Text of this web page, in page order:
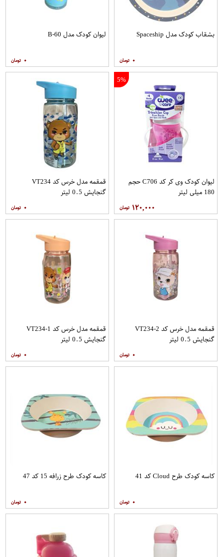
بشقاب کودک مدل Spaceship
۰
لیوان کودک مدل B-60
۰
5%
لیوان کودک وی کر کد C706 حجم
180 میلی لیتر
۱۲۰,۰۰۰
قمقمه مدل خرس کد VT234
گنجایش 0.5 لیتر
۰
قمقمه مدل خرس کد VT234-2
گنجایش 0.5 لیتر
۰
قمقمه مدل خرس کد VT234-1
گنجایش 0.5 لیتر
۰
کاسه کودک طرح Cloud کد 41
۰
کاسه کودک طرح زرافه 15 کد 47
۰